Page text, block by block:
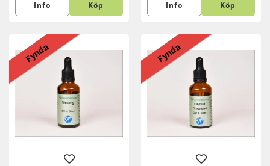
Info Köp Info Köp
Fynda Fynda